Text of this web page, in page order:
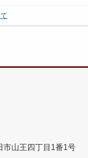
山王四丁目1番1号